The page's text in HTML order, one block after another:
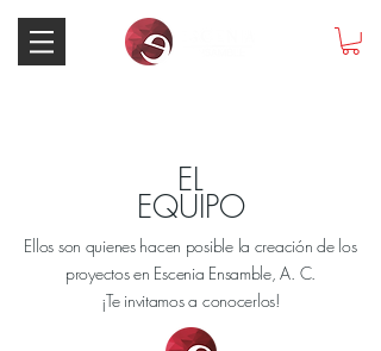
EL
EQUIPO
Ellos son quienes hacen posible la creación de los
proyectos en Escenia Ensamble, A. C.
¡Te invitamos a conocerlos!